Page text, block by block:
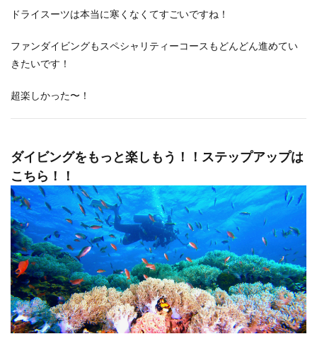
ドライスーツは本当に寒くなくてすごいですね！
ファンダイビングもスペシャリティーコースもどんどん進めてい
きたいです！
超楽しかった〜！
ダイビングをもっと楽しもう！！ステップアップは
こちら！！